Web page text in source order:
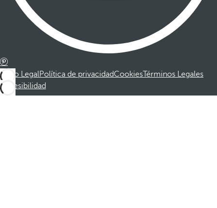
Aviso LegalPolítica de privacidadCookiesTérminos Legales
Accesibilidad